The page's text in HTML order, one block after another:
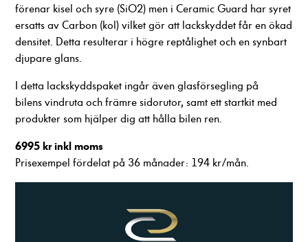
förenar kisel och syre (SiO2) men i Ceramic Guard har syret
ersatts av Carbon (kol) vilket gör att lackskyddet får en ökad
densitet. Detta resulterar i högre reptålighet och en synbart
djupare glans.
I detta lackskyddspaket ingår även glasförsegling på
bilens vindruta och främre sidorutor, samt ett startkit med
produkter som hjälper dig att hålla bilen ren.
6995 kr inkl moms
Prisexempel fördelat på 36 månader: 194 kr/mån.
cookies
kommer viss
funktionalitet
att försvinna
Marknadsföring
intressen och ditt
personligt